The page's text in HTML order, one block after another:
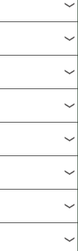
ライトフラ
ース